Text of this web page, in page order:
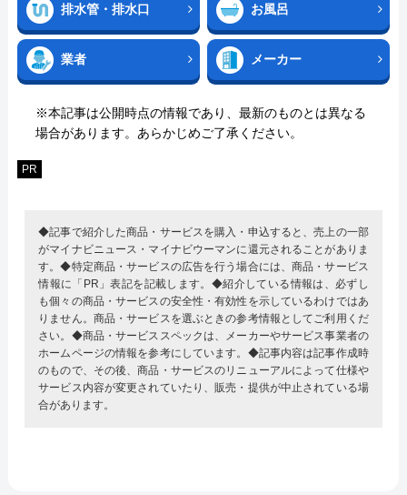
排水管・排水口 お風呂
業者 メーカー
※本記事は公開時点の情報であり、最新のものとは異なる
場合があります。あらかじめご了承ください。
PR
◆記事で紹介した商品・サービスを購入・申込すると、売上の一部
がマイナビニュース・マイナビウーマンに還元されることがありま
す。◆特定商品・サービスの広告を行う場合には、商品・サービス
情報に「PR」表記を記載します。◆紹介している情報は、必ずし
も個々の商品・サービスの安全性・有効性を示しているわけではあ
りません。商品・サービスを選ぶときの参考情報としてご利用くだ
さい。◆商品・サービススペックは、メーカーやサービス事業者の
ホームページの情報を参考にしています。◆記事内容は記事作成時
のもので、その後、商品・サービスのリニューアルによって仕様や
サービス内容が変更されていたり、販売・提供が中止されている場
合があります。